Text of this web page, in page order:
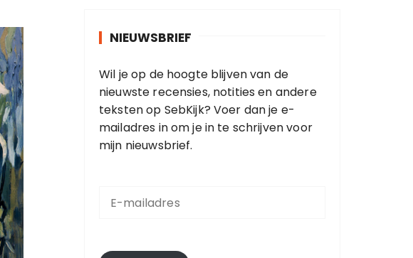
NIEUWSBRIEF
Wil je op de hoogte blijven van de
nieuwste recensies, notities en andere
teksten op SebKijk? Voer dan je e-
mailadres in om je in te schrijven voor
mijn nieuwsbrief.